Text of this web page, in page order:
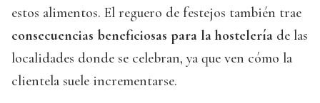
estos alimentos. El reguero de festejos también trae
consecuencias beneficiosas para la hostelería de las
localidades donde se celebran, ya que ven cómo la
clientela suele incrementarse.